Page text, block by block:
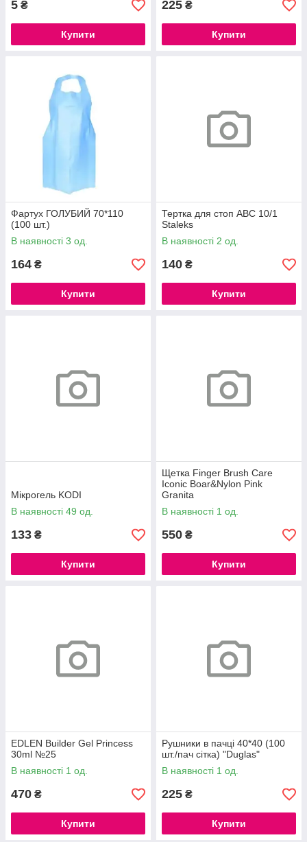
5 ₴
Купити
225 ₴
Купити
Фартух ГОЛУБИЙ 70*110
(100 шт.)
В наявності 3 од.
164 ₴
Купити
Тертка для стоп ABC 10/1
Staleks
В наявності 2 од.
140 ₴
Купити
Мікрогель KODI
В наявності 49 од.
133 ₴
Купити
Щетка Finger Brush Care
Iconic Boar&Nylon Pink
Granita
В наявності 1 од.
550 ₴
Купити
EDLEN Builder Gel Princess
30ml №25
В наявності 1 од.
470 ₴
Купити
Рушники в пачці 40*40 (100
шт./пач сітка) "Duglas"
В наявності 1 од.
225 ₴
Купити